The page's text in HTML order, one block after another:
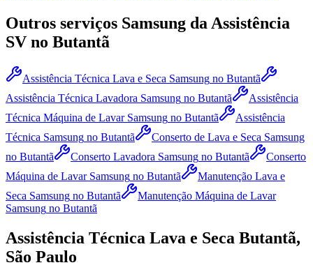
Outros serviços Samsung da Assistência
SV no Butantã
Assistência Técnica Lava e Seca Samsung no Butantã
Assistência Técnica Lavadora Samsung no Butantã
Assistência
Técnica Máquina de Lavar Samsung no Butantã
Assistência
Técnica Samsung no Butantã
Conserto de Lava e Seca Samsung
no Butantã
Conserto Lavadora Samsung no Butantã
Conserto
Máquina de Lavar Samsung no Butantã
Manutenção Lava e
Seca Samsung no Butantã
Manutenção Máquina de Lavar
Samsung no Butantã
Assistência Técnica Lava e Seca Butantã,
São Paulo